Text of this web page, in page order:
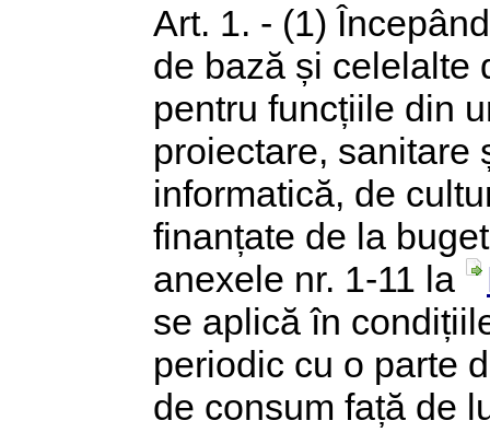
Art. 1. - (1)
de bază și celelalte
pentru funcțiile din
proiectare, sanitare
informatică, de
finanțate de la
anexele nr. 1-11 la
se aplică în
periodic cu o parte
de consum față de